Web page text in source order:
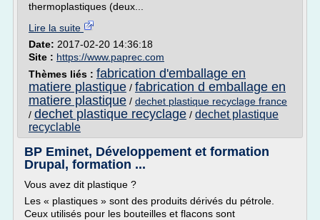
thermoplastiques (deux...
Lire la suite
Date: 2017-02-20 14:36:18
Site : https://www.paprec.com
Thèmes liés : fabrication d'emballage en
matiere plastique / fabrication d emballage en
matiere plastique / dechet plastique recyclage france
/ dechet plastique recyclage / dechet plastique
recyclable
BP Eminet, Développement et formation
Drupal, formation ...
Vous avez dit plastique ?
Les « plastiques » sont des produits dérivés du pétrole.
Ceux utilisés pour les bouteilles et flacons sont